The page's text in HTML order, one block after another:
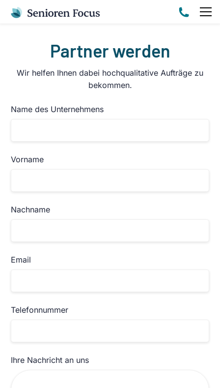
Partner werden
Wir helfen Ihnen dabei hochqualitative Aufträge zu
bekommen.
Name des Unternehmens
Vorname
Nachname
Email
Telefonnummer
Ihre Nachricht an uns